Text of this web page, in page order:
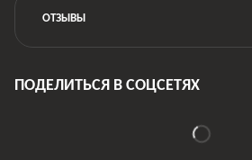
ОТЗЫВЫ
ПОДЕЛИТЬСЯ В СОЦСЕТЯХ